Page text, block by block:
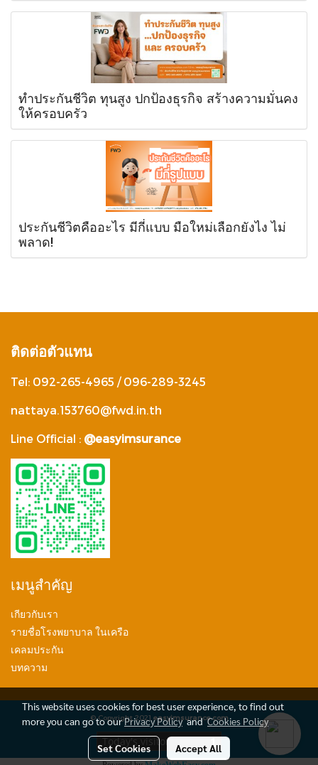
ทำประกันชีวิต ทุนสูง ปกป้องธุรกิจ สร้างความมั่นคง
ให้ครอบครัว
ประกันชีวิตคืออะไร มีกี่แบบ มือใหม่เลือกยังไง ไม่
พลาด!
ติดต่อตัวแทน
Tel: 092-265-4965 / 096-289-3245
nattaya.153760@fwd.in.th
Line Official : @easyimsurance
เมนูสำคัญ
เกียวกับเรา
รายชื่อโรงพยาบาล ในเครือ
เคลมประกัน
บทความ
© Copyright 2021 easyimsurance.com
Today's visitor 1
This website uses cookies for best user experience, to find out
more you can go to ourPrivacy PolicyandCookies Policy
Set Cookies Accept All